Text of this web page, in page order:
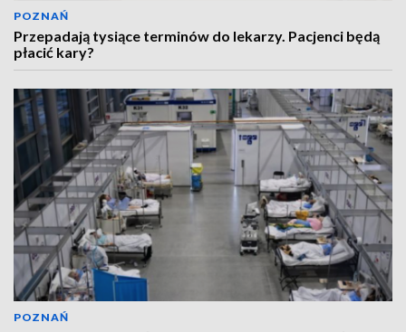
POZNAŃ
Przepadają tysiące terminów do lekarzy. Pacjenci będą
płacić kary?
POZNAŃ